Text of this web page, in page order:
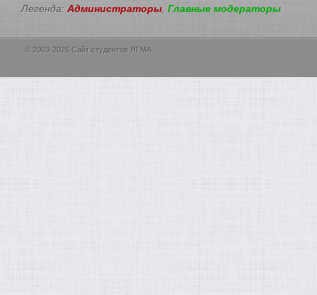
Легенда: Администраторы Главные модераторы
© 2003-2026 Сайт студентов ЯГМА